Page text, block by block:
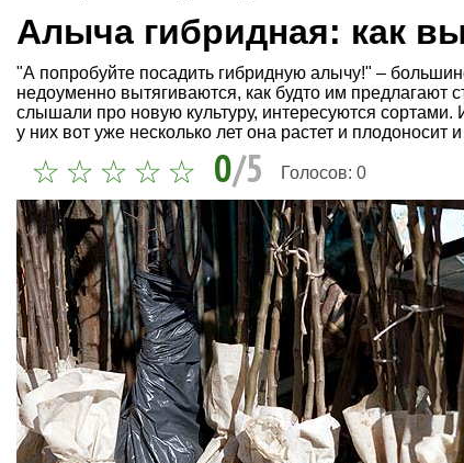
Алыча гибридная: как
"А попробуйте посадить гибридную алычу!" –
недоуменно вытягиваются, как будто им предлагают
слышали про новую культуру, интересуются
у них вот уже несколько лет она растет и плодоносит
0/5 Голосов: 0